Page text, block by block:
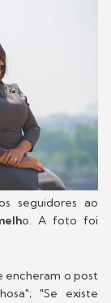
seguidores ao
o. A foto foi
encheram o post
"Se existe